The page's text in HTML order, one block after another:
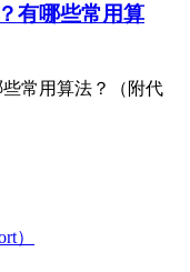
有哪些常用算
常用算法？（附代